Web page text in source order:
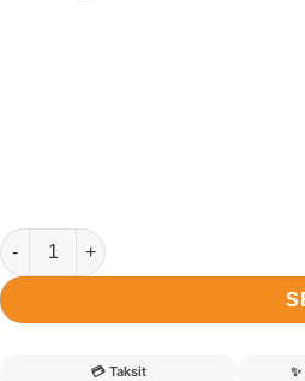
Alp İsimli Bulutlu Ayıcık Bebek ve
💳 Taksit ✨